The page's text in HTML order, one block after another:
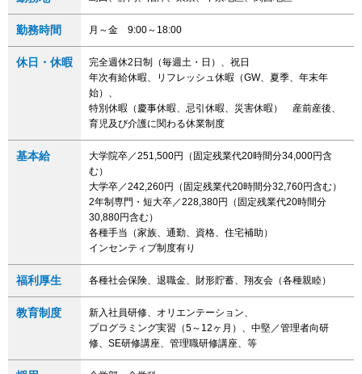
勤務時間 月～金 9:00～18:00
休日・休暇
完全週休2日制（毎週土・日）、祝日
年次有給休暇、リフレッシュ休暇（GW、夏季、年末年
始）、
特別休暇（慶事休暇、忌引休暇、災害休暇） 産前産後、
育児及び介護に関わる休業制度
基本給
大学院卒／251,500円（固定残業代20時間分34,000円含
む）
大学卒／242,260円（固定残業代20時間分32,760円含む）
2年制専門・短大卒／228,380円（固定残業代20時間分
30,880円含む）
各種手当（家族、通勤、資格、住宅補助）
インセンティブ制度有り
福利厚生 各種社会保険、退職金、財形貯蓄、翔友会（各種親睦）
教育制度
新入社員研修、オリエンテーション、
プログラミング実習（5～12ヶ月）、中堅／管理者向研
修、SE研修講座、管理職研修講座、等